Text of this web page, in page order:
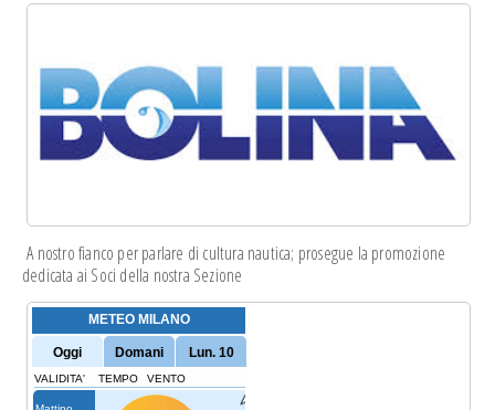
A nostro fianco per parlare di cultura nautica; prosegue la promozione
dedicata ai Soci della nostra Sezione